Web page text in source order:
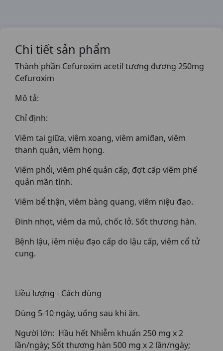
Chi tiết sản phẩm
Thành phần Cefuroxim acetil tương đương 250mg
Cefuroxim
Mô tả:
Chỉ định:
Viêm tai giữa, viêm xoang, viêm amiđan, viêm
thanh quản, viêm họng.
Viêm phổi, viêm phế quản cấp, đợt cấp viêm phế
quản mãn tính.
Viêm bể thận, viêm bàng quang, viêm niệu đạo.
Ðinh nhọt, viêm da mủ, chốc lở. Sốt thương hàn.
Bệnh lậu, iêm niệu đạo cấp do lậu cấp, viêm cổ tử
cung.
Liều lượng - Cách dùng
Dùng 5-10 ngày, uống sau khi ăn.
Người lớn: Hầu hết Nhiễm khuẩn 250 mg x 2
lần/ngày; Sốt thương hàn 500 mg x 2 lần/ngày;